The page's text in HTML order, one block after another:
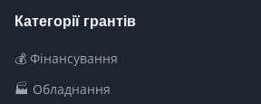
Категорії грантів
💰 Фінансування
🏭 Обладнання